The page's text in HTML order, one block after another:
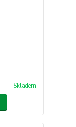
Skladem